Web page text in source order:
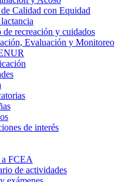
Calidad con Equidad
de recreación y cuidados
Evaluación y Monitoreo
de interés
a FCEA
de actividades